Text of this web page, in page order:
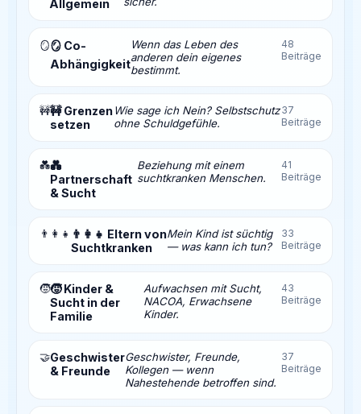
Allgemein
🪞🪞 Co-
Abhängigkeit
Wenn das Leben des
anderen dein eigenes
bestimmt.
48
Beiträge
🚧🚧 Grenzen
setzen
Wie sage ich Nein? Selbstschutz
ohne Schuldgefühle.
37
Beiträge
💑💑
Partnerschaft
& Sucht
Beziehung mit einem
suchtkranken Menschen.
41
Beiträge
👨‍👩‍👧 👨‍👩‍👧 Eltern von
Suchtkranken
Mein Kind ist süchtig
— was kann ich tun?
33
Beiträge
🧒🧒 Kinder &
Sucht in der
Familie
Aufwachsen mit Sucht,
NACOA, Erwachsene
Kinder.
43
Beiträge
🤝Geschwister
& Freunde
Geschwister, Freunde,
Kollegen — wenn
Nahestehende betroffen sind.
37
Beiträge